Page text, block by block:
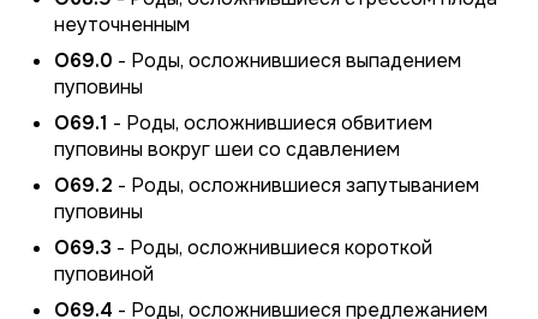
неуточненным
O69.0 - Роды, осложнившиеся выпадением
пуповины
O69.1 - Роды, осложнившиеся обвитием
пуповины вокруг шеи со сдавлением
O69.2 - Роды, осложнившиеся запутыванием
пуповины
O69.3 - Роды, осложнившиеся короткой
пуповиной
O69.4 - Роды, осложнившиеся предлежанием